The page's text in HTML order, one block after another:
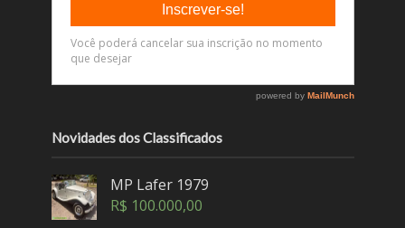
Novidades dos Classificados
MP Lafer 1979
R$ 100.000,00